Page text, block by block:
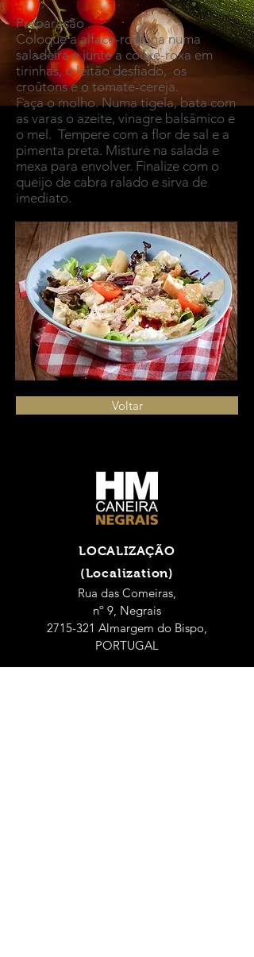
Preparação
Coloque a alface-romana numa
saladeira e junte a couve-roxa em
tirinhas, o leitão desfiado, os
croûtons e o tomate-cereja.
Faça o molho. Numa tigela, bata com
as varas o azeite, vinagre balsâmico e
o mel. Tempere com a flor de sal e a
pimenta preta. Misture na salada e
mexa para envolver. Finalize com o
queijo de cabra ralado e sirva de
imediato.
Voltar
LOCALIZAÇÃO
(Localization)
Rua das Comeiras,
nº 9, Negrais
2715-321 Almargem do Bispo,
PORTUGAL